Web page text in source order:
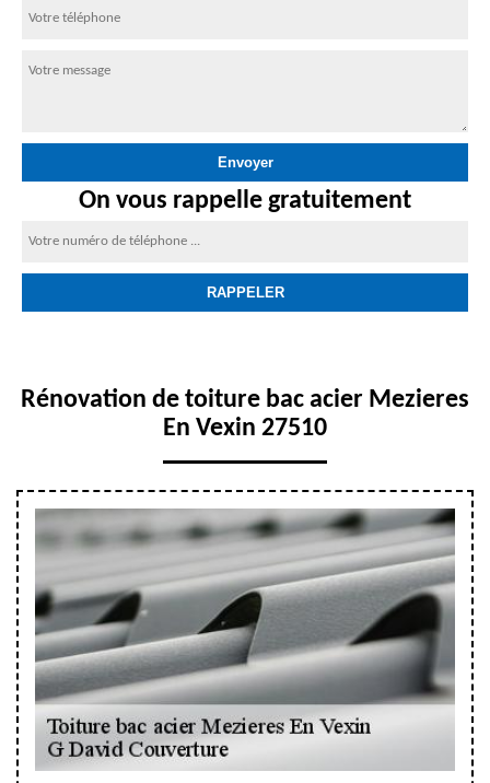
On vous rappelle gratuitement
Rénovation de toiture bac acier Mezieres
En Vexin 27510